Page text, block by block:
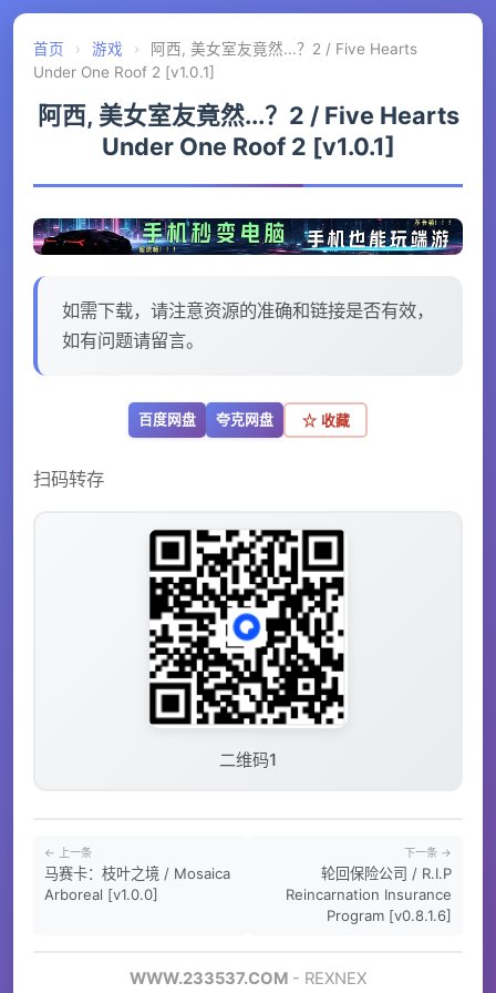
首页 › 游戏 ›
阿西, 美女室友竟然...？2 / Five Hearts
Under One Roof 2 [v1.0.1]
阿西, 美女室友竟然...？2 / Five Hearts
Under One Roof 2 [v1.0.1]
如需下载，请注意资源的准确和链接是否有效，
如有问题请留言。
百度网盘 夸克网盘 ☆ 收藏
扫码转存
二维码1
← 上一条
马赛卡：枝叶之境 / Mosaica
Arboreal [v1.0.0]
下一条 →
轮回保险公司 / R.I.P
Reincarnation Insurance
Program [v0.8.1.6]
WWW.233537.COM - REXNEX